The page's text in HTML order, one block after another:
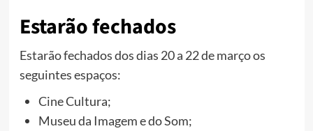
Estarão fechados
Estarão fechados dos dias 20 a 22 de março os
seguintes espaços:
Cine Cultura;
Museu da Imagem e do Som;